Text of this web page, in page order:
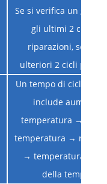
Se si verifica un
gli ultimi 2 cicli,
riparazioni, sono
ulteriori 2 cicli privi
Un tempo di ciclo è
include aumento
temperatura →
temperatura →
→ temperatura →
della